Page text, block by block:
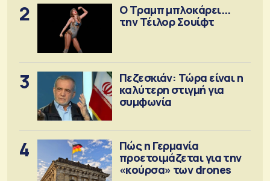
2
Ο Τραμπ μπλοκάρει...
την Τέιλορ Σουίφτ
3
Πεζεσκιάν: Τώρα είναι η
καλύτερη στιγμή για
συμφωνία
4
Πώς η Γερμανία
προετοιμάζεται για την
«κούρσα» των drones